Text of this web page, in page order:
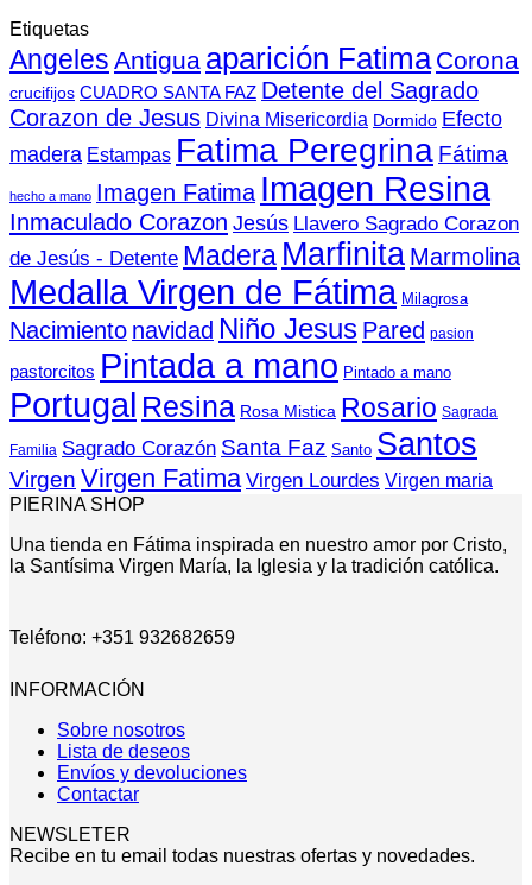
Etiquetas
Angeles Antigua aparición Fatima Corona
crucifijos CUADRO SANTA FAZ Detente del Sagrado
Corazon de Jesus Divina Misericordia Dormido Efecto
madera Estampas Fatima Peregrina Fátima
hecho a mano Imagen Fatima Imagen Resina
Inmaculado Corazon Jesús Llavero Sagrado Corazon
de Jesús - Detente Madera Marfinita Marmolina
Medalla Virgen de Fátima Milagrosa
Nacimiento navidad Niño Jesus Pared pasion
pastorcitos Pintada a mano Pintado a mano
Portugal Resina Rosa Mistica Rosario Sagrada
Familia Sagrado Corazón Santa Faz Santo Santos
Virgen Virgen Fatima Virgen Lourdes Virgen maria
PIERINA SHOP
Una tienda en Fátima inspirada en nuestro amor por Cristo,
la Santísima Virgen María, la Iglesia y la tradición católica.
Teléfono: +351 932682659
INFORMACIÓN
Sobre nosotros
Lista de deseos
Envíos y devoluciones
Contactar
NEWSLETER
Recibe en tu email todas nuestras ofertas y novedades.